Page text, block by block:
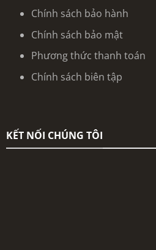
Chính sách bảo hành
Chính sách bảo mật
Phương thức thanh toán
Chính sách biên tập
KẾT NỐI CHÚNG TÔI